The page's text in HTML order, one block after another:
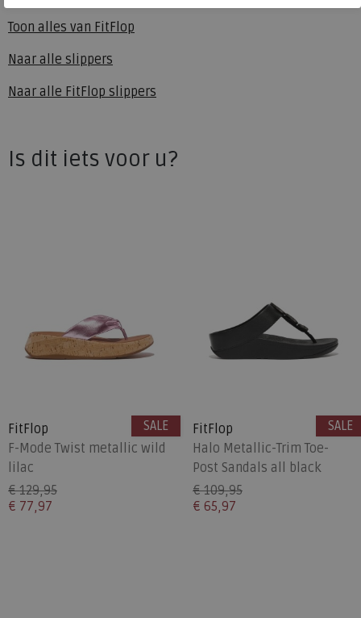
Toon alles van FitFlop
Naar alle slippers
Naar alle FitFlop slippers
Is dit iets voor u?
FitFlop
F-Mode Twist metallic wild
lilac
€ 129,95
€ 77,97
SALE
FitFlop
Halo Metallic-Trim Toe-
Post Sandals all black
€ 109,95
€ 65,97
SALE